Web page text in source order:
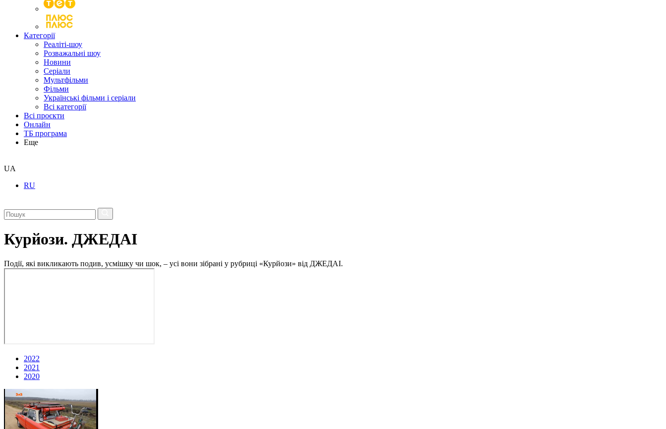
Категорії
Реаліті-шоу
Розважальні шоу
Новини
Серіали
Мультфільми
Фільми
Українські фільми і серіали
Всі категорії
Всі проєкти
Онлайн
ТБ програма
Еще
UA
RU
Курйози. ДЖЕДАІ
Події, які викликають подив, усмішку чи шок, – усі вони зібрані у рубриці «Курйози» від ДЖЕДАІ.
2022
2021
2020